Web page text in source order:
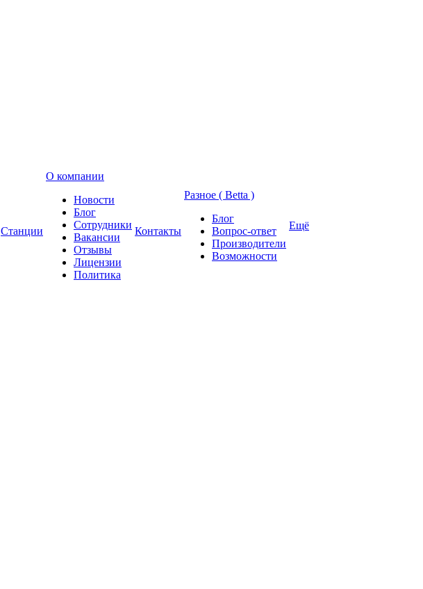
Станции
О компании
Новости
Блог
Сотрудники
Вакансии
Отзывы
Лицензии
Политика
Контакты
Разное ( Betta )
Блог
Вопрос-ответ
Производители
Возможности
Ещё